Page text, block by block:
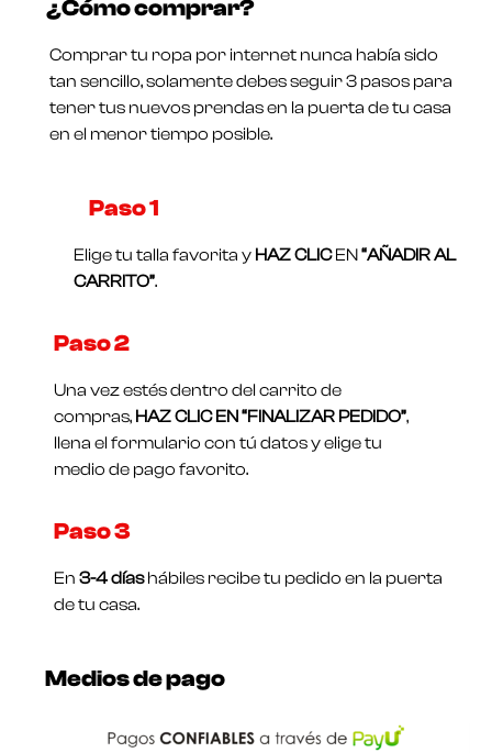
0
0
de
5
¿Cómo comprar?
Comprar tu ropa por internet nunca había sido
tan sencillo, solamente debes seguir 3 pasos para
tener tus nuevos prendas en la puerta de tu casa
en el menor tiempo posible.
Paso 1​
Elige tu talla favorita y HAZ CLICEN“AÑADIR AL
CARRITO”.
Paso 2
Una vez estés dentro del carrito de
compras, HAZ CLIC EN “FINALIZAR PEDIDO”,
llena el formulario con tú datos y elige tu
medio de pago favorito.
Paso 3
En3-4 díashábiles recibe tu pedido en la puerta
de tu casa.
Medios de pago